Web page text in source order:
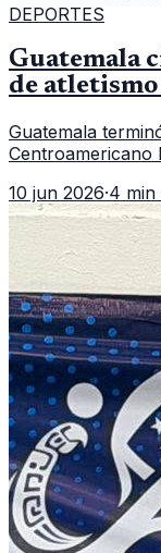
DEPORTES
Guatemala
de
Guatemala
Centroamericano
de CDAG.
10 jun 2026·4 min